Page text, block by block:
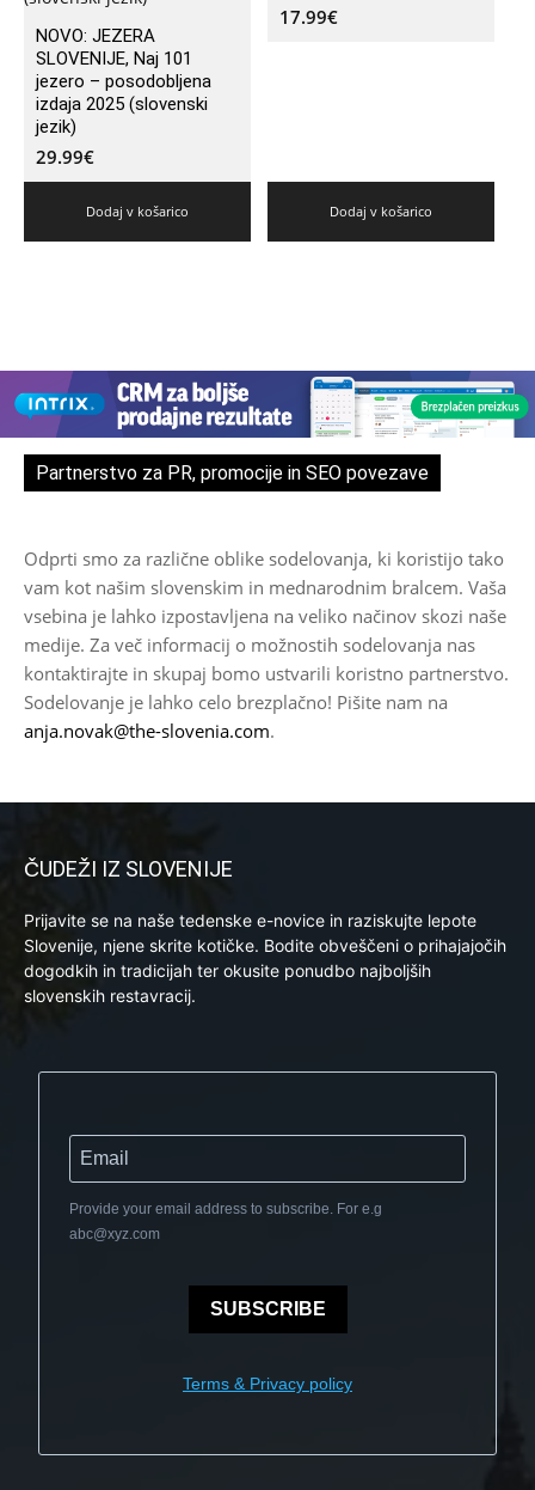
NOVO: JEZERA
SLOVENIJE, Naj 101
jezero – posodobljena
izdaja 2025 (slovenski
jezik)
29.99€
Dodaj v košarico
17.99€
Dodaj v košarico
Partnerstvo za PR, promocije in SEO povezave
Odprti smo za različne oblike sodelovanja, ki koristijo tako
vam kot našim slovenskim in mednarodnim bralcem. Vaša
vsebina je lahko izpostavljena na veliko načinov skozi naše
medije. Za več informacij o možnostih sodelovanja nas
kontaktirajte in skupaj bomo ustvarili koristno partnerstvo.
Sodelovanje je lahko celo brezplačno! Pišite nam na
anja.novak@the-slovenia.com.
ČUDEŽI IZ SLOVENIJE
Prijavite se na naše tedenske e-novice in raziskujte lepote
Slovenije, njene skrite kotičke. Bodite obveščeni o prihajajočih
dogodkih in tradicijah ter okusite ponudbo najboljših
slovenskih restavracij.
Provide your email address to subscribe. For e.g
abc@xyz.com
SUBSCRIBE
Terms & Privacy policy